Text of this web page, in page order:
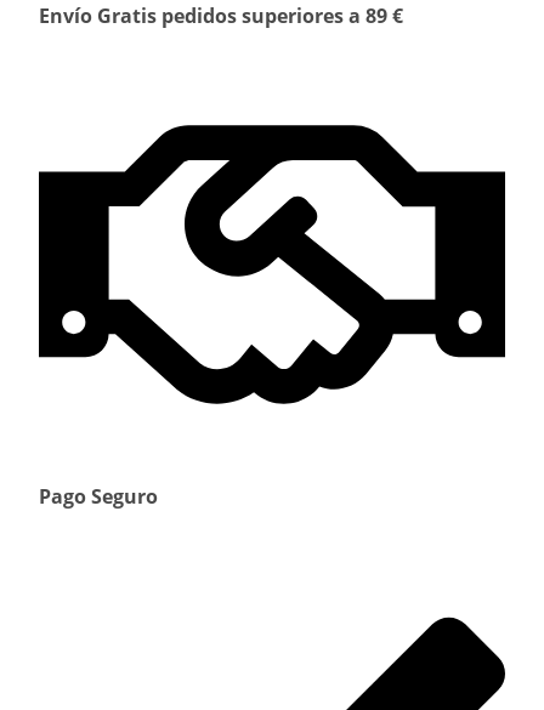
Envío Gratis pedidos superiores a 89 €
Pago Seguro